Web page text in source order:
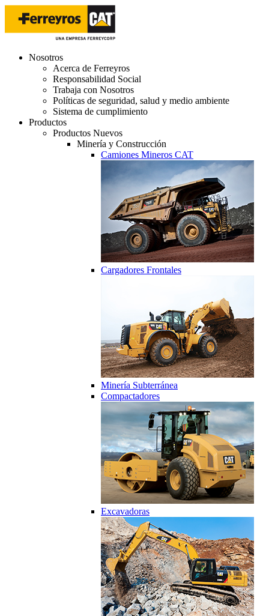
Nosotros
Acerca de Ferreyros
Responsabilidad Social
Trabaja con Nosotros
Políticas de seguridad, salud y medio ambiente
Sistema de cumplimiento
Productos
Productos Nuevos
Minería y Construcción
Camiones Mineros CAT
Cargadores Frontales
Minería Subterránea
Compactadores
Excavadoras